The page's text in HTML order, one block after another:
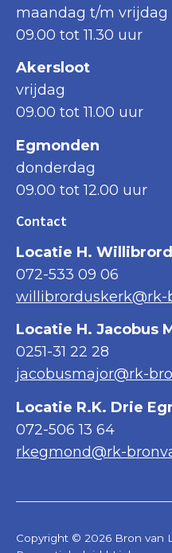
maandag t/m vrijdag
09.00 tot 11.30 uur
Akersloot
vrijdag
09.00 tot 11.00 uur
Egmonden
donderdag
09.00 tot 12.00 uur
Contact
Locatie H.
072-533 09 06
willibrorduskerk@rk-
Locatie H. Jacobus
0251-31 22 28
jacobusmajor@rk-
Locatie R.K. Drie
072-506 13 64
rkegmond@rk-
Copyright © 2026 Bron van